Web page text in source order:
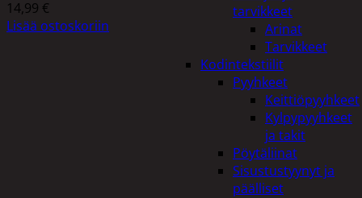
tarvikkeet
Arinat
Tarvikkeet
Kodintekstiilit
Pyyhkeet
Keittiöpyyhkeet
Kylpypyyhkeet
ja takit
Pöytäliinat
Sisustustyynyt ja
päälliset
14,99 €
Lisää ostoskoriin